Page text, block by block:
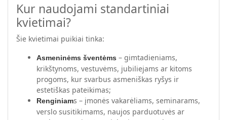
Kur naudojami standartiniai
kvietimai?
Šie kvietimai puikiai tinka:
Asmeninėms šventėms – gimtadieniams,
krikštynoms, vestuvėms, jubiliejams ar kitoms
progoms, kur svarbus asmeniškas ryšys ir
estetiškas pateikimas;
Renginiams – įmonės vakarėliams, seminarams,
verslo susitikimams, naujos parduotuvės ar